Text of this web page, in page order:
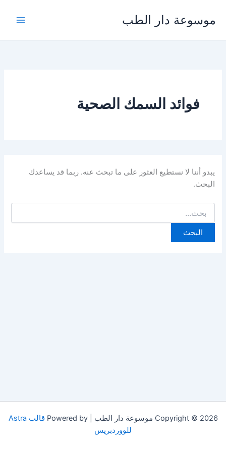
المحتوى
موسوعة دار الطب
فوائد السمك الصحية
يبدو أننا لا نستطيع العثور على ما تبحث عنه. ربما قد يساعدك
البحث.
عن:
Copyright © 2026 موسوعة دار الطب | Powered by
قالب Astra
للووردبريس